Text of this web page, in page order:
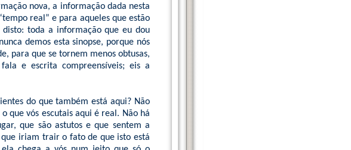
nova, a informação dada nesta
real” e para aqueles que estão
disto: toda a informação que eu dou
demos esta sinopse, porque nós
para que se tornem menos obtusas,
e escrita compreensíveis; eis a
do que também está aqui? Não
que vós escutais aqui é real. Não há
que são astutos e que sentem a
iriam trair o fato de que isto está